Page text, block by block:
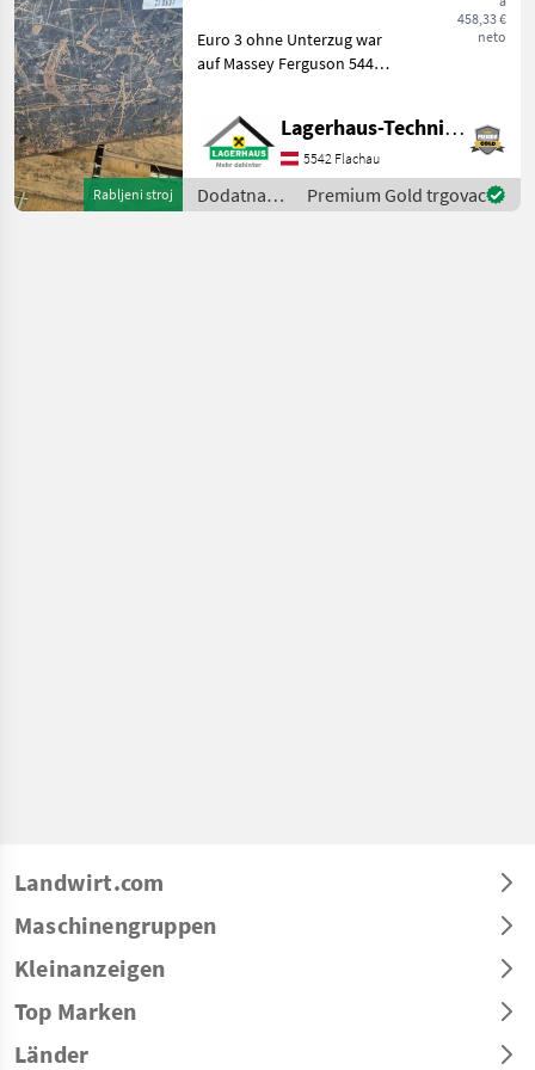
Rabljeni stroj
458,33 €
neto
Euro 3 ohne Unterzug war
auf Massey Ferguson 5445
Ihren Besuch
bekanntzugeben, um
ausreichend Zeit für die
Beratung
Lagerhaus-Technik Flachau
5542 Flachau
Dodatna
oprema za
Premium Gold trgovac
Landwirt.com
Maschinengruppen
Kleinanzeigen
Top Marken
Länder